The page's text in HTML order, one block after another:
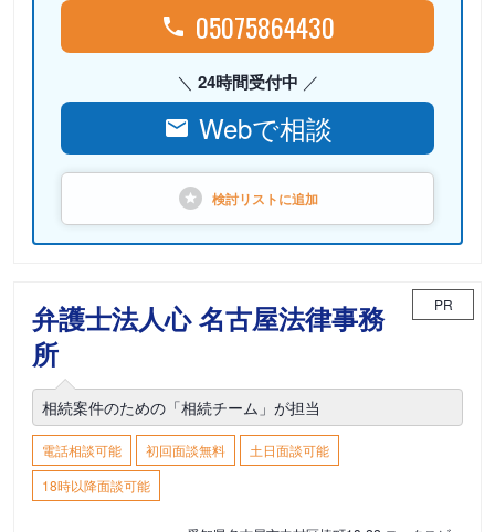
05075864430
24時間受付中
Webで相談
検討リストに追加
弁護士法人心 名古屋法律事務
所
PR
相続案件のための「相続チーム」が担当
電話相談可能 初回面談無料
土日面談可能
18時以降面談可能